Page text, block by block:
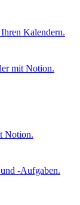
Kalendern.
mit Notion.
Notion.
-Aufgaben.